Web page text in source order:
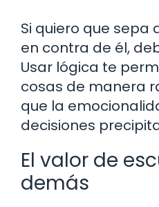
Si quiero que sepa
en contra de él,
Usar lógica te
cosas de manera
que la
decisiones
El valor de
demás